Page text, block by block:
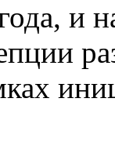
и